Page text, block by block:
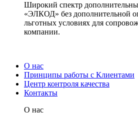
Широкий спектр
«ЭЛКОД» без дополнительной
льготных условиях для
компании.
О нас
Принципы работы с Клиентами
Центр контроля качества
Контакты
О нас